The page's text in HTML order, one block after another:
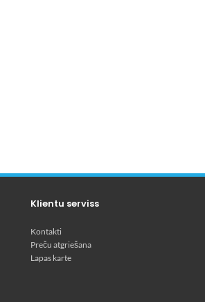
Klientu serviss
Kontakti
Preču atgriešana
Lapas karte